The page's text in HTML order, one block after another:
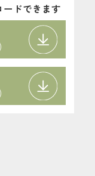
ック容器や
にリサイク
リユー
います。
ードできます